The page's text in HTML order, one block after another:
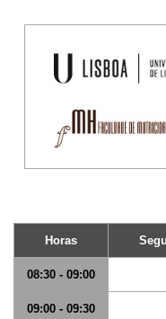
Horas
08:30 - 09:00
09:00 - 09:30